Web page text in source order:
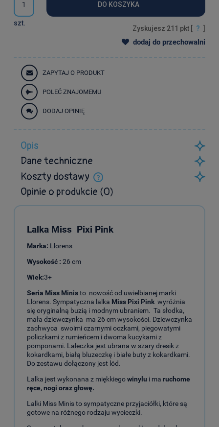
szt.
DO KOSZYKA
Zyskujesz 211 pkt [ ?
dodaj do przechowalni
ZAPYTAJ O PRODUKT
POLEĆ ZNAJOMEMU
DODAJ OPINIĘ
Opis
Dane techniczne
Koszty dostawy
Cena nie zawiera ewentualnych kosztów płatności
Opinie o produkcie (0)
Lalka Miss Pixi Pink
Marka: Llorens
Wysokość : 26 cm
Wiek:3+
Seria Miss Ministo nowość od uwielbianej marki
Llorens. Sympatyczna lalka Miss Pixi Pink wyróżnia
się oryginalną buzią i modnym ubraniem. Ta słodka,
mała dziewczynka ma 26 cm wysokości. Dziewczynka
zachwyca swoimi czarnymi oczkami, piegowatymi
policzkami z rumieńcem i dwoma kucykami z
pomponami. Laleczka jest ubrana w szary dresik z
kokardkami, białą bluzeczkę i białe buty z kokardkami.
Do zestawu dołączony jest lód.
Lalka jest wykonana z miękkiegowinylu i ma ruchome
ręce, nogi oraz głowę.
Lalki Miss Minis to sympatyczne przyjaciółki, które są
gotowe na różnego rodzaju wycieczki.